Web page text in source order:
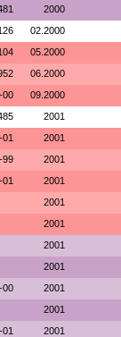
2000
02.2000
05.2000
06.2000
00 09.2000
2001
2001
99 2001
2001
2001
2001
2001
2001
00 2001
2001
2001